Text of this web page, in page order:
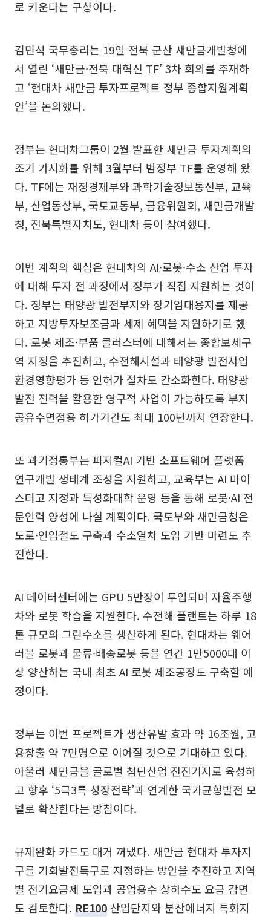
로 키운다는 구상이다.
김민석 국무총리는 19일 전북 군산 새만금개발청에
서 열린 ‘새만금·전북 대혁신 TF’ 3차 회의를 주재하
고 ‘현대차 새만금 투자프로젝트 정부 종합지원계획
안’을 논의했다.
정부는 현대차그룹이 2월 발표한 새만금 투자계획의
조기 가시화를 위해 3월부터 범정부 TF를 운영해 왔
다. TF에는 재정경제부와 과학기술정보통신부, 교육
부, 산업통상부, 국토교통부, 금융위원회, 새만금개발
청, 전북특별자치도, 현대차 등이 참여했다.
이번 계획의 핵심은 현대차의 AI·로봇·수소 산업 투자
에 대해 투자 전 과정에서 정부가 직접 지원하는 것이
다. 정부는 태양광 발전부지와 장기임대용지를 제공
하고 지방투자보조금과 세제 혜택을 지원하기로 했
다. 로봇 제조·부품 클러스터에 대해서는 종합보세구
역 지정을 추진하고, 수전해시설과 태양광 발전사업
환경영향평가 등 인허가 절차도 간소화한다. 태양광
발전 전력을 활용한 영구적 사업이 가능하도록 부지
공유수면점용 허가기간도 최대 100년까지 연장한다.
또 과기정통부는 피지컬AI 기반 소프트웨어 플랫폼
연구개발 생태계 조성을 지원하고, 교육부는 AI 마이
스터고 지정과 특성화대학 운영 등을 통해 로봇·AI 전
문인력 양성에 나설 계획이다. 국토부와 새만금청은
도로·인입철도 구축과 수소열차 도입 기반 마련도 추
진한다.
AI 데이터센터에는 GPU 5만장이 투입되며 자율주행
차와 로봇 학습을 지원한다. 수전해 플랜트는 하루 18
톤 규모의 그린수소를 생산하게 된다. 현대차는 웨어
러블 로봇과 물류·배송로봇 등을 연간 1만5000대 이
상 양산하는 국내 최초 AI 로봇 제조공장도 구축할 예
정이다.
정부는 이번 프로젝트가 생산유발 효과 약 16조원, 고
용창출 약 7만명으로 이어질 것으로 기대하고 있다.
아울러 새만금을 글로벌 첨단산업 전진기지로 육성하
고 향후 ‘5극3특 성장전략’과 연계한 국가균형발전 모
델로 확산한다는 방침이다.
규제완화 카드도 대거 꺼냈다. 새만금 현대차 투자지
구를 기회발전특구로 지정하는 방안을 추진하고 지역
별 전기요금제 도입과 공업용수 상하수도 요금 감면
도 검토한다. RE100 산업단지와 분산에너지 특화지